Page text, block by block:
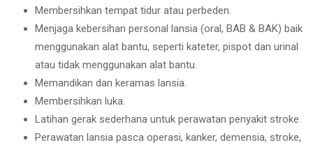
Membersihkan tempat tidur atau perbeden.
Menjaga kebersihan personal lansia (oral, BAB & BAK) baik
menggunakan alat bantu, seperti kateter, pispot dan urinal
atau tidak menggunakan alat bantu.
Memandikan dan keramas lansia.
Membersihkan luka.
Latihan gerak sederhana untuk perawatan penyakit stroke.
Perawatan lansia pasca operasi, kanker, demensia, stroke,